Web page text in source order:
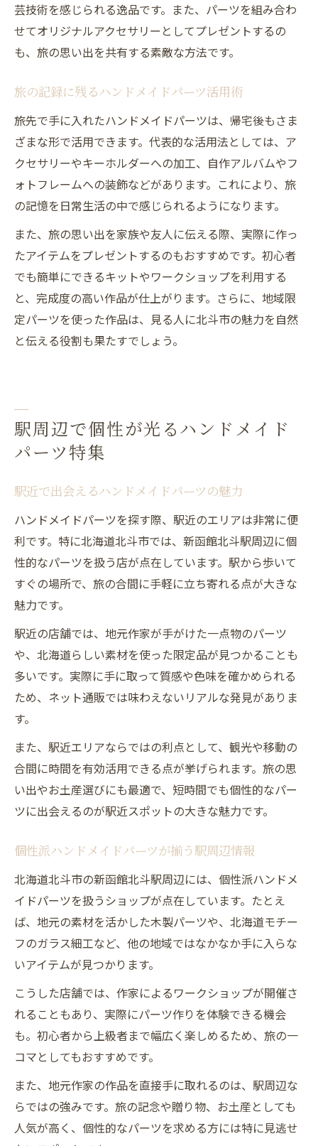
芸技術を感じられる逸品です。また、パーツを組み合わ
せてオリジナルアクセサリーとしてプレゼントするの
も、旅の思い出を共有する素敵な方法です。
旅の記録に残るハンドメイドパーツ活用術
旅先で手に入れたハンドメイドパーツは、帰宅後もさま
ざまな形で活用できます。代表的な活用法としては、ア
クセサリーやキーホルダーへの加工、自作アルバムやフ
ォトフレームへの装飾などがあります。これにより、旅
の記憶を日常生活の中で感じられるようになります。
また、旅の思い出を家族や友人に伝える際、実際に作っ
たアイテムをプレゼントするのもおすすめです。初心者
でも簡単にできるキットやワークショップを利用する
と、完成度の高い作品が仕上がります。さらに、地域限
定パーツを使った作品は、見る人に北斗市の魅力を自然
と伝える役割も果たすでしょう。
駅周辺で個性が光るハンドメイド
パーツ特集
駅近で出会えるハンドメイドパーツの魅力
ハンドメイドパーツを探す際、駅近のエリアは非常に便
利です。特に北海道北斗市では、新函館北斗駅周辺に個
性的なパーツを扱う店が点在しています。駅から歩いて
すぐの場所で、旅の合間に手軽に立ち寄れる点が大きな
魅力です。
駅近の店舗では、地元作家が手がけた一点物のパーツ
や、北海道らしい素材を使った限定品が見つかることも
多いです。実際に手に取って質感や色味を確かめられる
ため、ネット通販では味わえないリアルな発見がありま
す。
また、駅近エリアならではの利点として、観光や移動の
合間に時間を有効活用できる点が挙げられます。旅の思
い出やお土産選びにも最適で、短時間でも個性的なパー
ツに出会えるのが駅近スポットの大きな魅力です。
個性派ハンドメイドパーツが揃う駅周辺情報
北海道北斗市の新函館北斗駅周辺には、個性派ハンドメ
イドパーツを扱うショップが点在しています。たとえ
ば、地元の素材を活かした木製パーツや、北海道モチー
フのガラス細工など、他の地域ではなかなか手に入らな
いアイテムが見つかります。
こうした店舗では、作家によるワークショップが開催さ
れることもあり、実際にパーツ作りを体験できる機会
も。初心者から上級者まで幅広く楽しめるため、旅の一
コマとしてもおすすめです。
また、地元作家の作品を直接手に取れるのは、駅周辺な
らではの強みです。旅の記念や贈り物、お土産としても
人気が高く、個性的なパーツを求める方には特に見逃せ